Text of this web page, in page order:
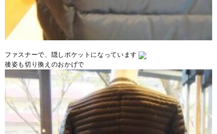
ファスナーで、隠しポケットになっています
後姿も切り換えのおかげで